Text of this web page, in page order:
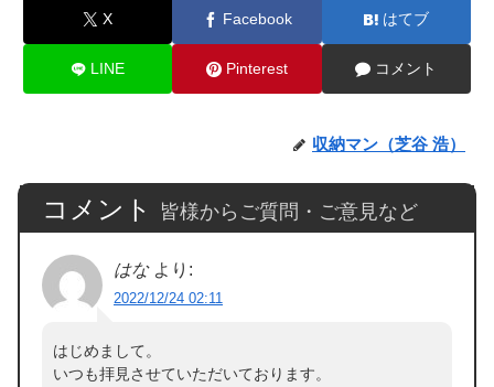
X Facebook はてブ
LINE Pinterest コメント
収納マン（芝谷 浩）
コメント 皆様からご質問・ご意見など
はな より:
2022/12/24 02:11
はじめまして。
いつも拝見させていただいております。